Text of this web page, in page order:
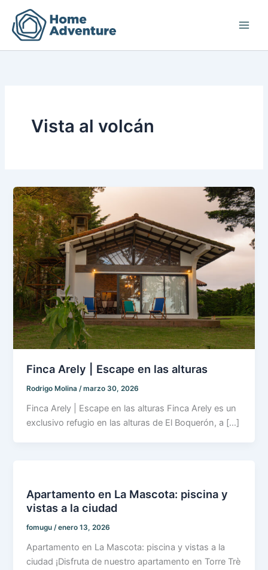
contenido
Vista al volcán
Finca Arely | Escape en las alturas
Rodrigo Molina /marzo 30, 2026
Finca Arely | Escape en las alturas Finca Arely es un
exclusivo refugio en las alturas de El Boquerón, a […]
Apartamento en La Mascota: piscina y
vistas a la ciudad
fomugu/enero 13, 2026
Apartamento en La Mascota: piscina y vistas a la
ciudad ¡Disfruta de nuestro apartamento en Torre Trè